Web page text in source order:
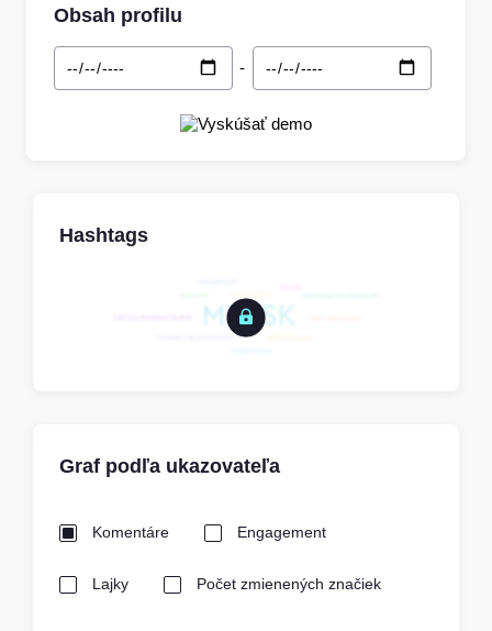
Obsah profilu
-
Hashtags
Graf podľa ukazovateľa
Komentáre Engagement
Lajky Počet zmienených značiek